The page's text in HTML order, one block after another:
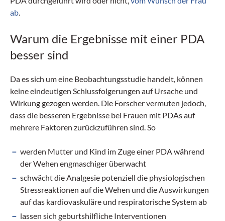
ab
Warum die Ergebnisse mit einer PDA
besser sind
Da es sich um eine Beobachtungsstudie handelt, können
keine eindeutigen Schlussfolgerungen auf Ursache und
Wirkung gezogen werden. Die Forscher vermuten jedoch,
dass die besseren Ergebnisse bei Frauen mit PDAs auf
mehrere Faktoren zurückzuführen sind. So
werden Mutter und Kind im Zuge einer PDA während
der Wehen engmaschiger überwacht
schwächt die Analgesie potenziell die physiologischen
Stressreaktionen auf die Wehen und die Auswirkungen
auf das kardiovaskuläre und respiratorische System ab
lassen sich geburtshilfliche Interventionen